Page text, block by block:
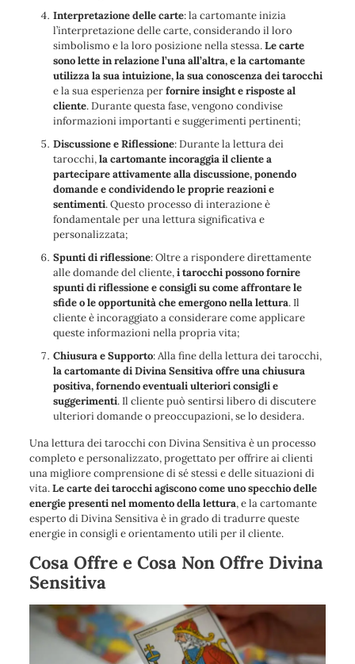
Interpretazione delle carte: la cartomante inizia
l’interpretazione delle carte, considerando il loro
simbolismo e la loro posizione nella stessa.Le carte
sono lette in relazione l’una all’altra, e la cartomante
utilizza la sua intuizione, la sua conoscenza dei tarocchi
e la sua esperienza perfornire insight e risposte al
cliente. Durante questa fase, vengono condivise
informazioni importanti e suggerimenti pertinenti;
Discussione e Riflessione: Durante la lettura dei
tarocchi,la cartomante incoraggia il cliente a
partecipare attivamente alla discussione, ponendo
domande e condividendo le proprie reazioni e
sentimenti. Questo processo di interazione è
fondamentale per una lettura significativa e
personalizzata;
Spunti di riflessione: Oltre a rispondere direttamente
alle domande del cliente,i tarocchi possono fornire
spunti di riflessione e consigli su come affrontare le
sfide o le opportunità che emergono nella lettura. Il
cliente è incoraggiato a considerare come applicare
queste informazioni nella propria vita;
Chiusura e Supporto: Alla fine della lettura dei tarocchi,
la cartomante di Divina Sensitiva offre una chiusura
positiva, fornendo eventuali ulteriori consigli e
suggerimenti. Il cliente può sentirsi libero di discutere
ulteriori domande o preoccupazioni, se lo desidera.
Una lettura dei tarocchi con Divina Sensitiva è un processo
completo e personalizzato, progettato per offrire ai clienti
una migliore comprensione di sé stessi e delle situazioni di
vita.Le carte dei tarocchi agiscono come uno specchio delle
energie presenti nel momento della lettura, e la cartomante
esperto di Divina Sensitiva è in grado di tradurre queste
energie in consigli e orientamento utili per il cliente.
Cosa Offre e Cosa Non Offre Divina
Sensitiva